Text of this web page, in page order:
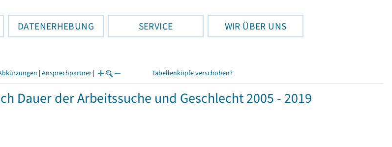
DATENERHEBUNG SERVICE WIR ÜBER UNS
| Ansprechpartner | Tabellenköpfe verschoben?
Dauer der Arbeitssuche und Geschlecht 2005 - 2019